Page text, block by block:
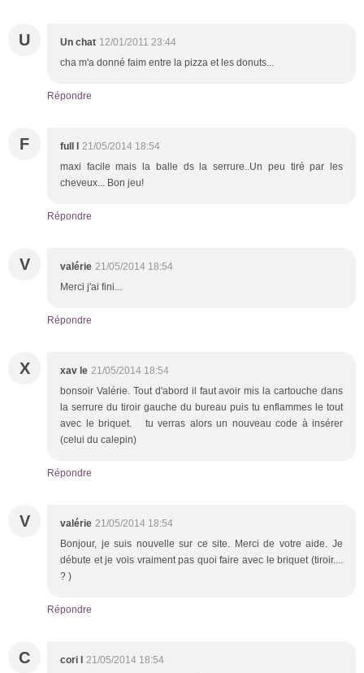
U Un chat 12/01/2011 23:44
cha m'a donné faim entre la pizza et les donuts...
Répondre
F full l 21/05/2014 18:54
maxi facile mais la balle ds la serrure..Un peu tiré par les
cheveux... Bon jeu!
Répondre
V valérie 21/05/2014 18:54
Merci j'ai fini...
Répondre
X xav le 21/05/2014 18:54
bonsoir Valérie. Tout d'abord il faut avoir mis la cartouche dans
la serrure du tiroir gauche du bureau puis tu enflammes le tout
avec le briquet. tu verras alors un nouveau code à insérer
(celui du calepin)
Répondre
V valérie 21/05/2014 18:54
Bonjour, je suis nouvelle sur ce site. Merci de votre aide. Je
débute et je vois vraiment pas quoi faire avec le briquet (tiroir....
? )
Répondre
C cori l 21/05/2014 18:54